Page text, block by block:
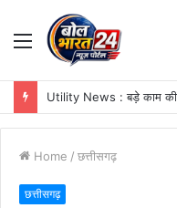
Menu
Home / छत्तीसगढ़
छत्तीसगढ़